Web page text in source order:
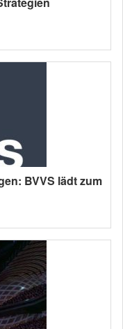
BVVS lädt zum